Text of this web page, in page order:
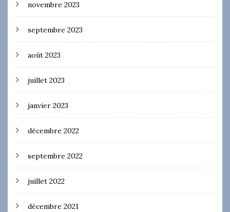
novembre 2023
septembre 2023
août 2023
juillet 2023
janvier 2023
décembre 2022
septembre 2022
juillet 2022
décembre 2021